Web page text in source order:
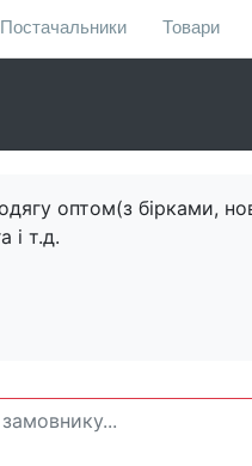
Постачальники Товари
оптом(з бірками,
і т.д.